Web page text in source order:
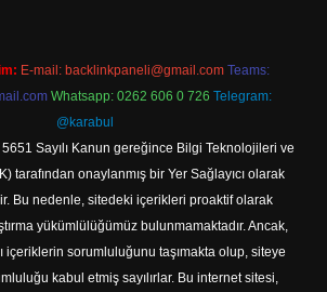
E-mail: backlinkpaneli@gmail.com Teams:
Whatsapp: 0262 606 0 726 Telegram:
@karabul
Sayılı Kanun gereğince Bilgi Teknolojileri ve
tarafından onaylanmış bir Yer Sağlayıcı olarak
Bu nedenle, sitedeki içerikleri proaktif olarak
yükümlülüğümüz bulunmamaktadır. Ancak,
içeriklerin sorumluluğunu taşımakta olup, siteye
kabul etmiş sayılırlar. Bu internet sitesi,